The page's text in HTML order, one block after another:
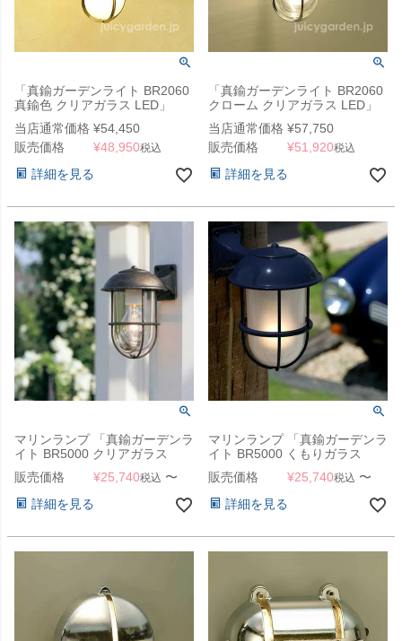
「真鍮ガーデンライト BR2060
真鍮色 クリアガラス LED」
当店通常価格 ¥54,450
販売価格
¥48,950税込
詳細を見る
「真鍮ガーデンライト BR2060
クローム クリアガラス LED」
当店通常価格 ¥57,750
販売価格
¥51,920税込
詳細を見る
マリンランプ 「真鍮ガーデンラ
イト BR5000 クリアガラス
LED」
販売価格 ¥25,740税込 〜
詳細を見る
マリンランプ 「真鍮ガーデンラ
イト BR5000 くもりガラス
LED」
販売価格 ¥25,740税込 〜
詳細を見る